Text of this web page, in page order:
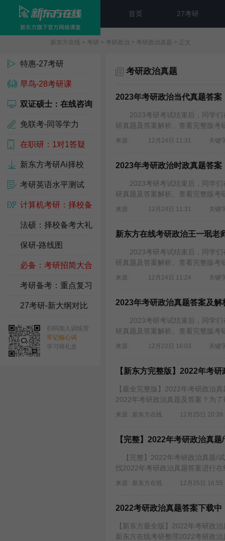
首页 27考研
新东方在线 > 考研 > 考研政治 > 考研政治真题 > 正文
特惠-27考研
早鸟-28考研课
双证硕士：在线咨询
免联考-同等学力
在职研：1对1答疑
新东方考研Ai择校
考研英语水平测试
计算机考研：择校备
考包
法硕：择校备考大礼
包
保研-路线图
必备：考研招简大合
集
考研备考：重点复习
资料
27考研-新大纲对比
扫码加入训练营
牢记核心词
学习得礼盒
考研政治真题
2023年考研政治当代真题答案
2023考研考试结束后，同学们
研真题及答案解析。查看完整版
来源 : 12月24日 11:31 关键
2023年考研政治时政真题答案
2023考研考试结束后，同学们
研真题及答案解析。查看完整版
来源 : 12月24日 11:31 关键
新东方在线考研政治王一珉老
2023考研考试结束后，同学们
研真题及答案解析。查看完整版
来源 : 12月24日 11:24 关键
2023年考研政治真题答案及解
2023考研考试结束后，同学们
研真题及答案解析。查看完整版
来源 : 12月22日 16:03 关键
【新东方完整版】2022年考
【最全完整版】2022年考研政治
2022年考研政治真题及答案？为
来源 : 新东方在线 12月25日 20:39
【完整】2022年考研政治真
【完整】2022年考研政治真题/
找2022年考研政治真题答案进行
来源 : 新东方在线 12月25日 16:55
2022考研政治真题答案下载中
【新东方最全版】2022年考研政
新东方在线考研整理2022考研政